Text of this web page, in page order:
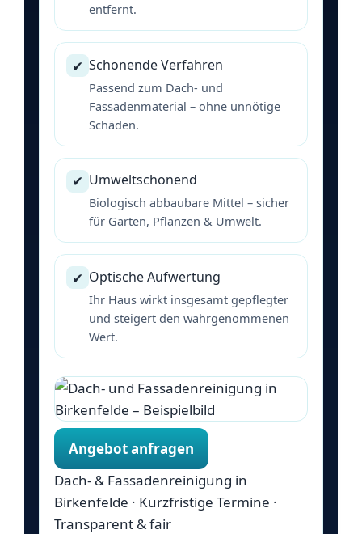
entfernt.
✔ Schonende Verfahren
Passend zum Dach- und
Fassadenmaterial – ohne unnötige
Schäden.
✔ Umweltschonend
Biologisch abbaubare Mittel – sicher
für Garten, Pflanzen & Umwelt.
✔ Optische Aufwertung
Ihr Haus wirkt insgesamt gepflegter
und steigert den wahrgenommenen
Wert.
Angebot anfragen
Dach- & Fassadenreinigung in
Birkenfelde · Kurzfristige Termine ·
Transparent & fair